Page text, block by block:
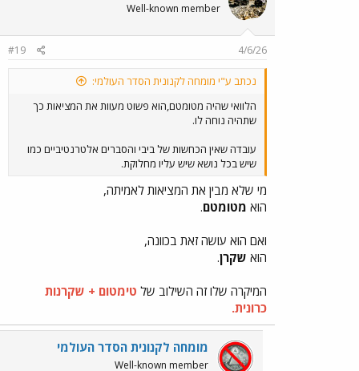
Well-known member
4/6/26
#19
נכתב ע"י מומחה לקנונית הסדר העולמי:
הלוואי שהיה מטומטם,הוא פשוט מעוות את המציאות כך
שתהיה נוחה לו.
עובדה שאין הכחשות של ביבי והסברים אלטרנטיביים כמו
שיש בכל נושא שיש עליו מחלוקת.
מי שלא מבין את המציאות לאמיתה,
הוא מטומטם.
ואם הוא עושה זאת בכוונה,
הוא שקרן.
המיקרה שלו זה השילוב של טימטום + שקרנות
כרונית.
מומחה לקנונית הסדר העולמי
Well-known member